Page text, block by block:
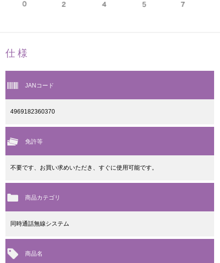
仕様
JANコード
4969182360370
免許等
不要です、お買い求めいただき、すぐに使用可能です。
商品カテゴリ
同時通話無線システム
商品名